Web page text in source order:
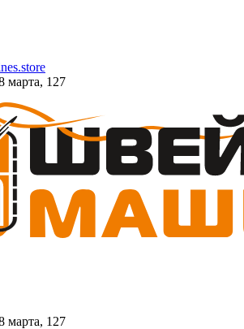
марта, 127
марта, 127